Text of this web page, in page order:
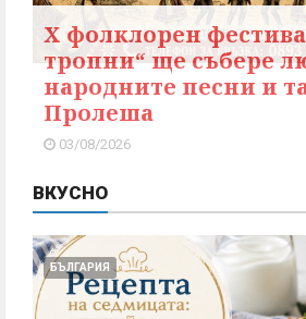
X фолклорен
тропни“ ще събере
народните песни и
Пролеша
03/08/2026
ВКУСНО
БЪЛГАРИЯ